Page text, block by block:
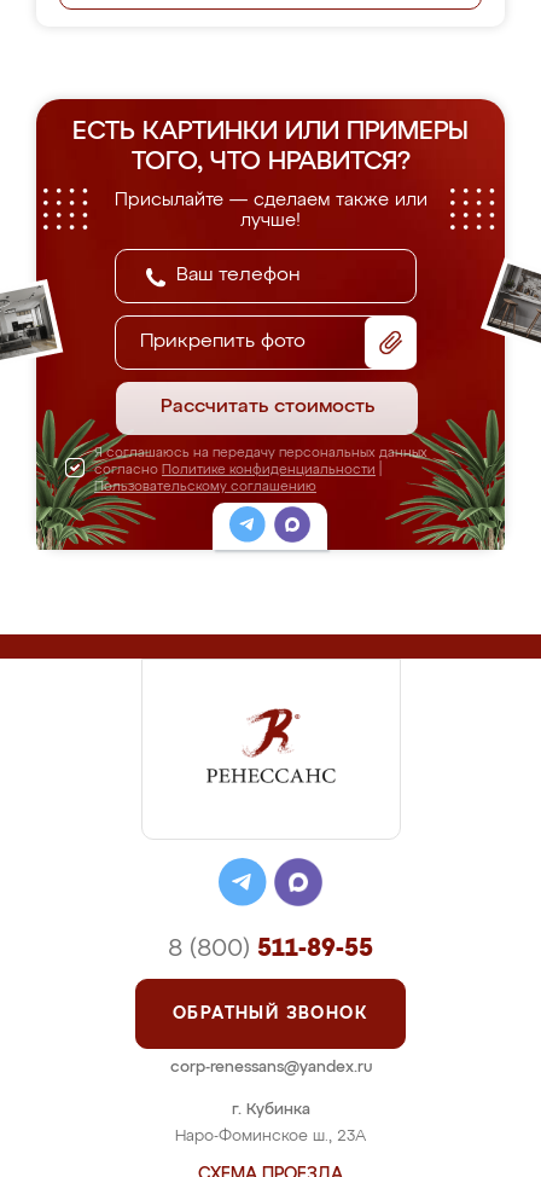
ЕСТЬ КАРТИНКИ ИЛИ ПРИМЕРЫ
ТОГО, ЧТО НРАВИТСЯ?
Присылайте — сделаем также или
лучше!
Прикрепить фото
Рассчитать стоимость
Я соглашаюсь на передачу персональных данных
согласно Политике конфиденциальности
Пользовательскому соглашению
г. Кубинка
Наро-Фоминское ш., 23А
8 (800) 511-89-55
ОБРАТНЫЙ ЗВОНОК
corp-renessans@yandex.ru